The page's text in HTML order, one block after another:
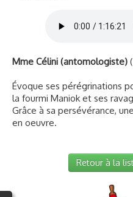
Mme Célini (antomologiste)
Évoque ses pérégrinations
la fourmi Maniok et ses
Grâce à sa persévérance,
en oeuvre.
Retour à la